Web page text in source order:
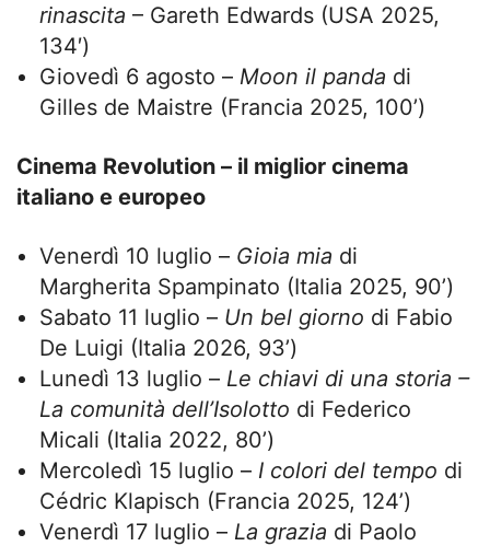
rinascita – Gareth Edwards (USA 2025,
134′)
Giovedì 6 agosto – Moon il panda di
Gilles de Maistre (Francia 2025, 100’)
Cinema Revolution – il miglior cinema
italiano e europeo
Venerdì 10 luglio – Gioia mia di
Margherita Spampinato (Italia 2025, 90’)
Sabato 11 luglio – Un bel giorno di Fabio
De Luigi (Italia 2026, 93’)
Lunedì 13 luglio – Le chiavi di una storia –
La comunità dell’Isolotto di Federico
Micali (Italia 2022, 80’)
Mercoledì 15 luglio – I colori del tempo di
Cédric Klapisch (Francia 2025, 124’)
Venerdì 17 luglio – La grazia di Paolo